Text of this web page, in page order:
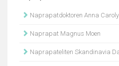
Naprapatdoktoren Anna
Naprapat Magnus Moen
Naprapateliten Skandinavia